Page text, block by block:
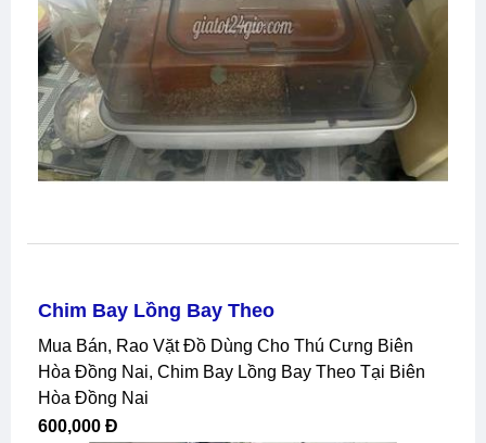
Chim Bay Lồng Bay Theo
Mua Bán, Rao Vặt Đồ Dùng Cho Thú Cưng Biên
Hòa Đồng Nai, Chim Bay Lồng Bay Theo Tại Biên
Hòa Đồng Nai
600,000 Đ